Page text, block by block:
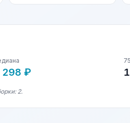
298 ₽
2.